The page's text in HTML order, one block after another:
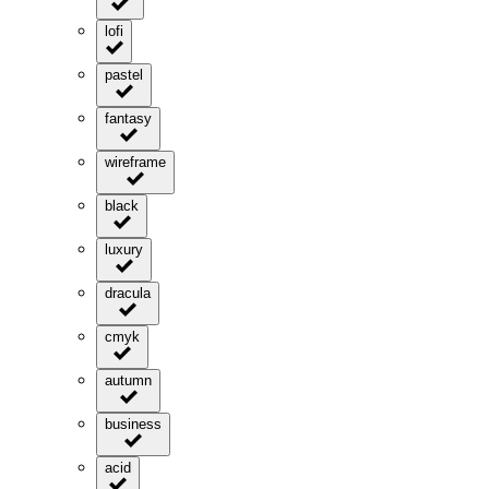
lofi
pastel
fantasy
wireframe
black
luxury
dracula
cmyk
autumn
business
acid